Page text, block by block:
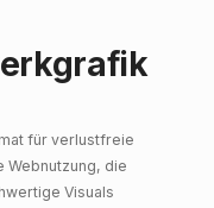
für verlustfreie
Webnutzung, die
Visuals